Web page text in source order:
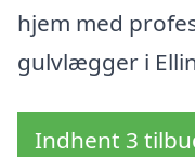
hjem med
gulvlægger i
Indhent 3